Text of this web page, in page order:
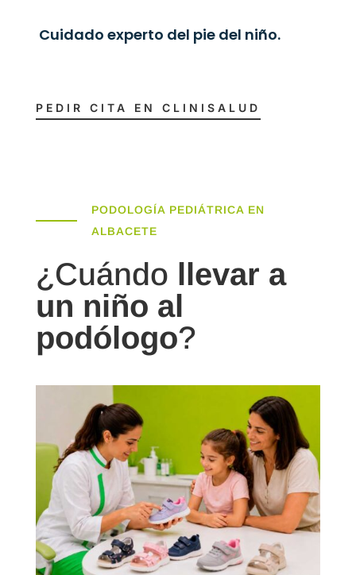
Cuidado experto del pie del niño.
PEDIR CITA EN CLINISALUD
PODOLOGÍA PEDIÁTRICA EN
ALBACETE
¿Cuándo llevar a
un niño al
podólogo?